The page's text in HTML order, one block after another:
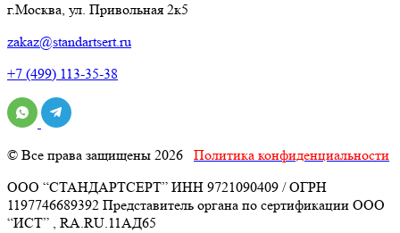
г.Москва, ул. Привольная 2к5
zakaz@standartsert.ru
+7 (499) 113-35-38
© Все права защищены 2026 Политика конфиденциальности
ООО “СТАНДАРТСЕРТ” ИНН 9721090409 / ОГРН
1197746689392 Представитель органа по сертификации ООО
“ИСТ” , RA.RU.11АД65